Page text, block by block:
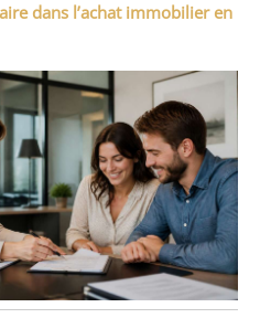
dans l’achat immobilier en